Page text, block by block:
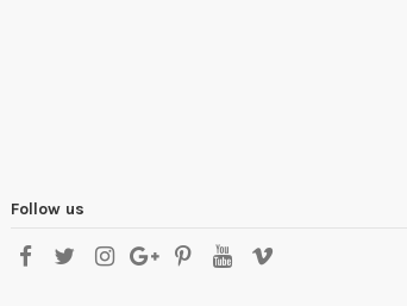
Follow us